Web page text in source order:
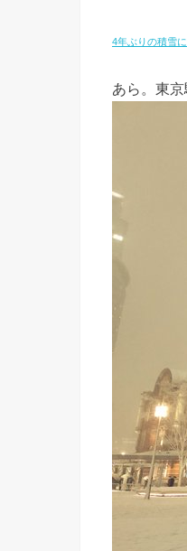
4年ぶりの積雪
あら。東京